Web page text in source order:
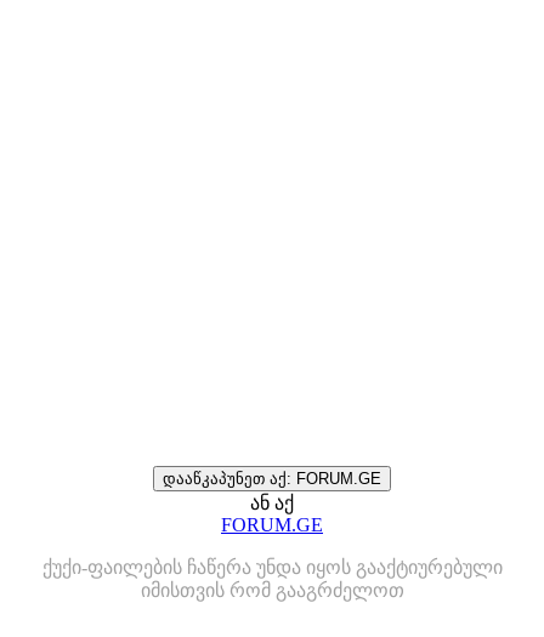
დააწკაპუნეთ აქ: FORUM.GE
ან აქ
FORUM.GE
ქუქი-ფაილების ჩაწერა უნდა იყოს გააქტიურებული
იმისთვის რომ გააგრძელოთ